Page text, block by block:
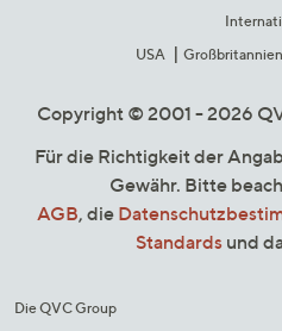
USA
Großbritannien
Copyright © 2001 - 2026
Für die Richtigkeit der
Gewähr. Bitte
AGB, die
Standards und
Die QVC Group